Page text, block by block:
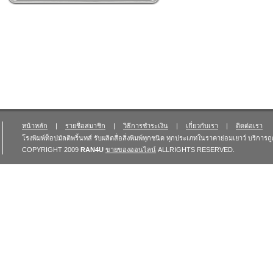
หน้าหลัก รายชื่อสมาชิก วิธีการชำระเงิน เกี่ยวกับเรา
ติดต่อเรา
โรงพิมพ์ท็อปมัลติพริ้นทส์ รับผลิตสื่อสิ่งพิมพ์ทุกชนิด ทุกประเภทในราคาย่อมเยาว์ บริการ
COPYRIGHT 2009 RAN4U ขายของออนไลน์ ALLRIGHTS RESERVED.